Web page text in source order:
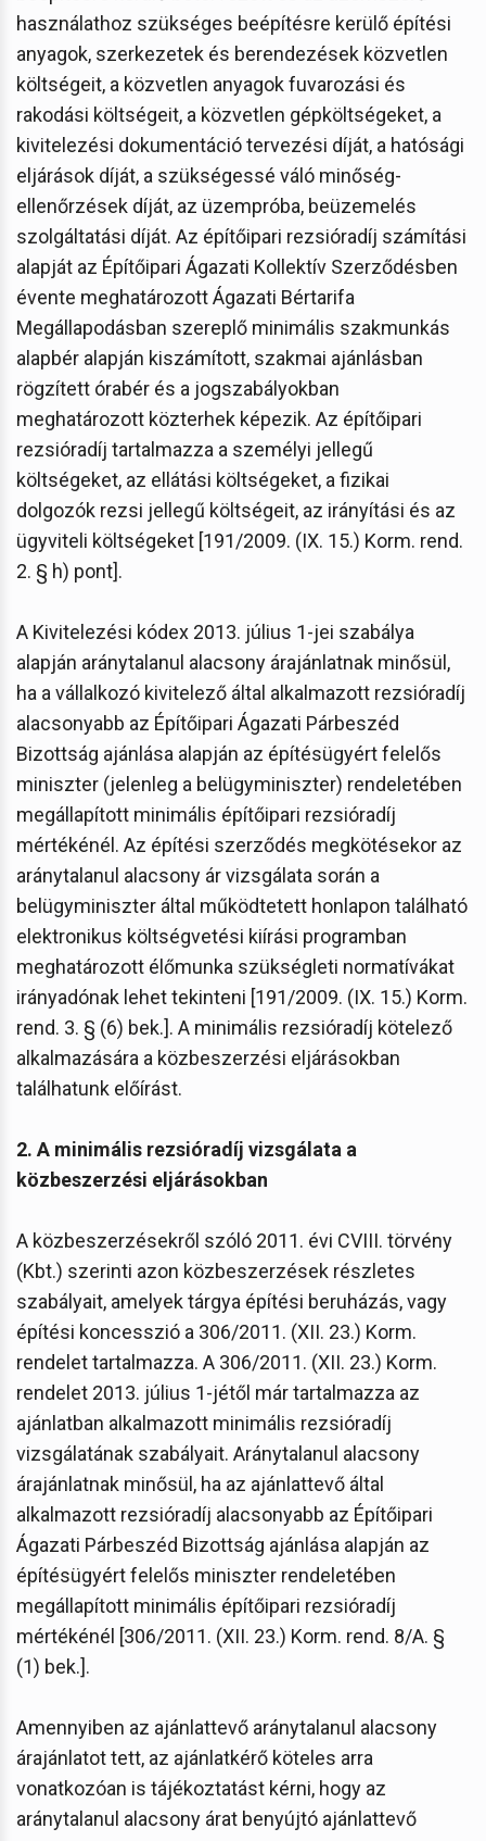
használathoz szükséges beépítésre kerülő építési
anyagok, szerkezetek és berendezések közvetlen
költségeit, a közvetlen anyagok fuvarozási és
rakodási költségeit, a közvetlen gépköltségeket, a
kivitelezési dokumentáció tervezési díját, a hatósági
eljárások díját, a szükségessé váló minőség-
ellenőrzések díját, az üzempróba, beüzemelés
szolgáltatási díját. Az építőipari rezsióradíj számítási
alapját az Építőipari Ágazati Kollektív Szerződésben
évente meghatározott Ágazati Bértarifa
Megállapodásban szereplő minimális szakmunkás
alapbér alapján kiszámított, szakmai ajánlásban
rögzített órabér és a jogszabályokban
meghatározott közterhek képezik. Az építőipari
rezsióradíj tartalmazza a személyi jellegű
költségeket, az ellátási költségeket, a fizikai
dolgozók rezsi jellegű költségeit, az irányítási és az
ügyviteli költségeket [191/2009. (IX. 15.) Korm. rend.
2. § h) pont].
A Kivitelezési kódex 2013. július 1-jei szabálya
alapján aránytalanul alacsony árajánlatnak minősül,
ha a vállalkozó kivitelező által alkalmazott rezsióradíj
alacsonyabb az Építőipari Ágazati Párbeszéd
Bizottság ajánlása alapján az építésügyért felelős
miniszter (jelenleg a belügyminiszter) rendeletében
megállapított minimális építőipari rezsióradíj
mértékénél. Az építési szerződés megkötésekor az
aránytalanul alacsony ár vizsgálata során a
belügyminiszter által működtetett honlapon található
elektronikus költségvetési kiírási programban
meghatározott élőmunka szükségleti normatívákat
irányadónak lehet tekinteni [191/2009. (IX. 15.) Korm.
rend. 3. § (6) bek.]. A minimális rezsióradíj kötelező
alkalmazására a közbeszerzési eljárásokban
találhatunk előírást.
2. A minimális rezsióradíj vizsgálata a
közbeszerzési eljárásokban
A közbeszerzésekről szóló 2011. évi CVIII. törvény
(Kbt.) szerinti azon közbeszerzések részletes
szabályait, amelyek tárgya építési beruházás, vagy
építési koncesszió a 306/2011. (XII. 23.) Korm.
rendelet tartalmazza. A 306/2011. (XII. 23.) Korm.
rendelet 2013. július 1-jétől már tartalmazza az
ajánlatban alkalmazott minimális rezsióradíj
vizsgálatának szabályait. Aránytalanul alacsony
árajánlatnak minősül, ha az ajánlattevő által
alkalmazott rezsióradíj alacsonyabb az Építőipari
Ágazati Párbeszéd Bizottság ajánlása alapján az
építésügyért felelős miniszter rendeletében
megállapított minimális építőipari rezsióradíj
mértékénél [306/2011. (XII. 23.) Korm. rend. 8/A. §
(1) bek.].
Amennyiben az ajánlattevő aránytalanul alacsony
árajánlatot tett, az ajánlatkérő köteles arra
vonatkozóan is tájékoztatást kérni, hogy az
aránytalanul alacsony árat benyújtó ajánlattevő